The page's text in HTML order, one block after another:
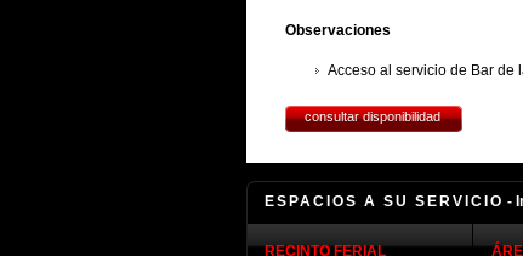
Observaciones
Acceso al servicio de Bar de
consultar disponibilidad
ESPACIOS A SU SERVICIO -
RECINTO FERIAL